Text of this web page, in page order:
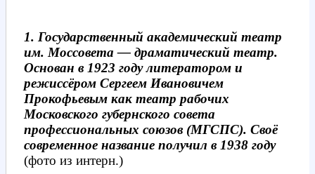
1. Государственный академический театр
им. Моссовета — драматический театр.
Основан в 1923 году литератором и
режиссёром Сергеем Ивановичем
Прокофьевым как театр рабочих
Московского губернского совета
профессиональных союзов (МГСПС). Своё
современное название получил в 1938 году
(фото из интерн.)